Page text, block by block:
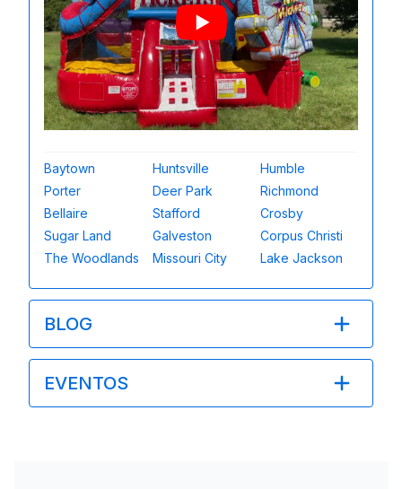
Baytown Huntsville
Humble
Porter
Deer Park
Richmond
Bellaire
Stafford
Crosby
Sugar Land
Galveston
Corpus Christi
The Woodlands
Missouri City Lake Jackson
BLOG
EVENTOS